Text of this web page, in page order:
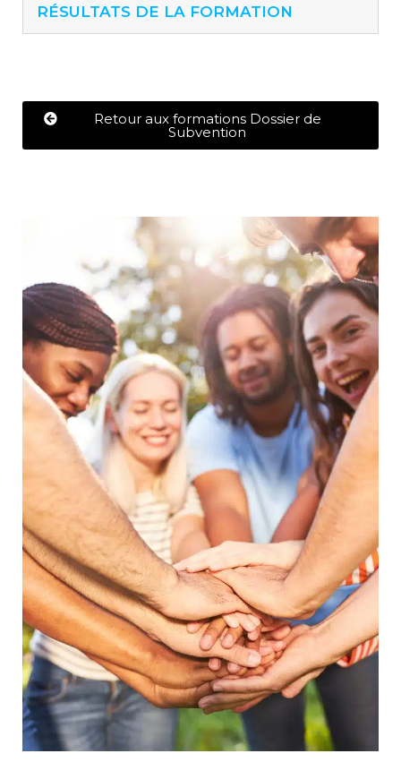
RÉSULTATS DE LA FORMATION
Retour aux formations Dossier de
Subvention